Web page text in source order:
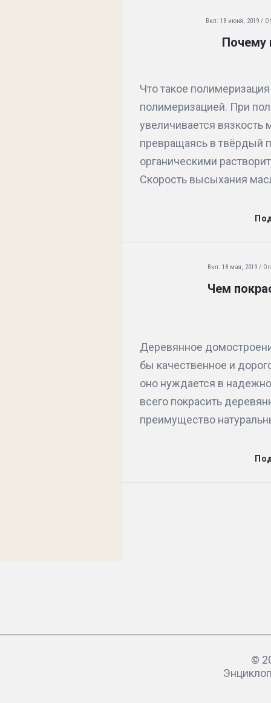
Вкл: 18 июня, 2019
Почему
Что такое
полимеризацией. При
увеличивается
превращаясь в твёрдый
органическими
Скорость высыхания
Вкл: 18 мая, 2019
Чем
Деревянное
бы качественное и
оно нуждается в
всего покрасить
преимущество
©